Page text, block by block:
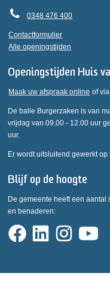
0348 476 400
Contactformulier
Alle openingstijden
Openingstijden Huis
Maak uw afspraak online of
De balie Burgerzaken is van
vrijdag van 09.00 - 12.00 uur
uur.
Er wordt uitsluitend gewerkt op
Blijf op de hoogte
De gemeente heeft een
en benaderen: